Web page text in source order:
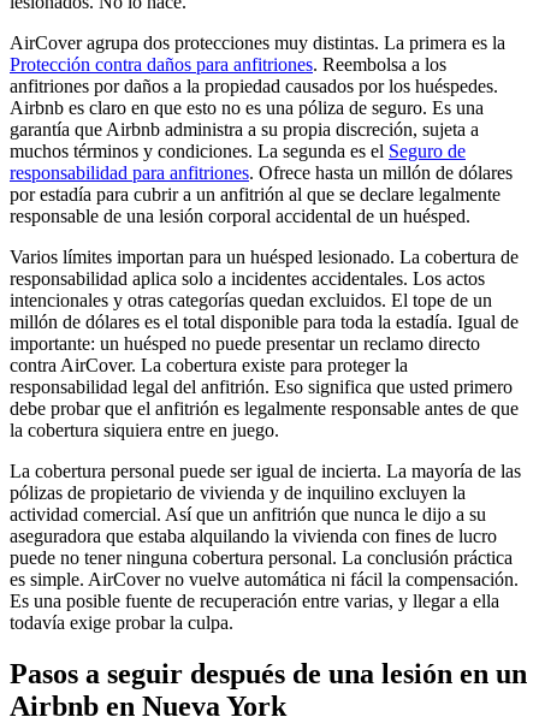
AirCover agrupa dos protecciones muy distintas. La primera es la
Protección contra daños para anfitriones. Reembolsa a los
anfitriones por daños a la propiedad causados por los huéspedes.
Airbnb es claro en que esto no es una póliza de seguro. Es una
garantía que Airbnb administra a su propia discreción, sujeta a
muchos términos y condiciones. La segunda es el Seguro de
responsabilidad para anfitriones. Ofrece hasta un millón de dólares
por estadía para cubrir a un anfitrión al que se declare legalmente
responsable de una lesión corporal accidental de un huésped.
Varios límites importan para un huésped lesionado. La cobertura de
responsabilidad aplica solo a incidentes accidentales. Los actos
intencionales y otras categorías quedan excluidos. El tope de un
millón de dólares es el total disponible para toda la estadía. Igual de
importante: un huésped no puede presentar un reclamo directo
contra AirCover. La cobertura existe para proteger la
responsabilidad legal del anfitrión. Eso significa que usted primero
debe probar que el anfitrión es legalmente responsable antes de que
la cobertura siquiera entre en juego.
La cobertura personal puede ser igual de incierta. La mayoría de las
pólizas de propietario de vivienda y de inquilino excluyen la
actividad comercial. Así que un anfitrión que nunca le dijo a su
aseguradora que estaba alquilando la vivienda con fines de lucro
puede no tener ninguna cobertura personal. La conclusión práctica
es simple. AirCover no vuelve automática ni fácil la compensación.
Es una posible fuente de recuperación entre varias, y llegar a ella
todavía exige probar la culpa.
Pasos a seguir después de una lesión en un
Airbnb en Nueva York